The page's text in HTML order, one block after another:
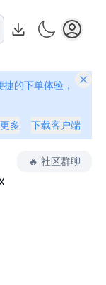
的下单体验，
多
下载客户端
🔥 社区群聊